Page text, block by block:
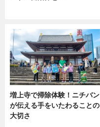
増上寺で掃除体験！ニチバン
が伝える手をいたわることの
大切さ